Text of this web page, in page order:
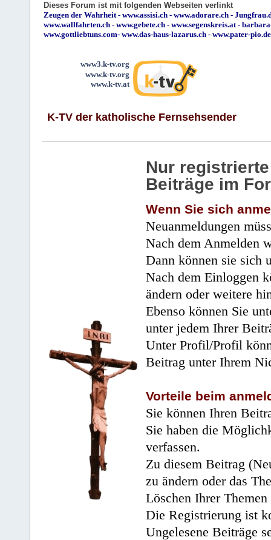
Dieses Forum ist mit folgenden Webseiten verlinkt
Zeugen der Wahrheit- www.assisi.ch - www.adorare.ch -
www.wallfahrten.ch - www.gebete.ch - www.segenskreis.at-
www.gottliebtuns.com- www.das-haus-lazarus.ch - www.pater-pio.de
www3.k-tv.org
www.k-tv.org
www.k-tv.at
K-TV der katholische Fernsehsender
Nur
Beiträge im
Wenn Sie sich
Neuanmeldungen
Nach dem Anmelden
Dann können sie sich
Nach dem Einloggen
ändern oder weitere
Ebenso können Sie
unter jedem Ihrer
Unter Profil/Profil
Beitrag unter Ihrem
Vorteile beim
Sie können Ihren
Sie haben die
verfassen.
Zu diesem Beitrag
zu ändern oder das
Löschen Ihrer
Die Registrierung ist
Ungelesene Beiträge